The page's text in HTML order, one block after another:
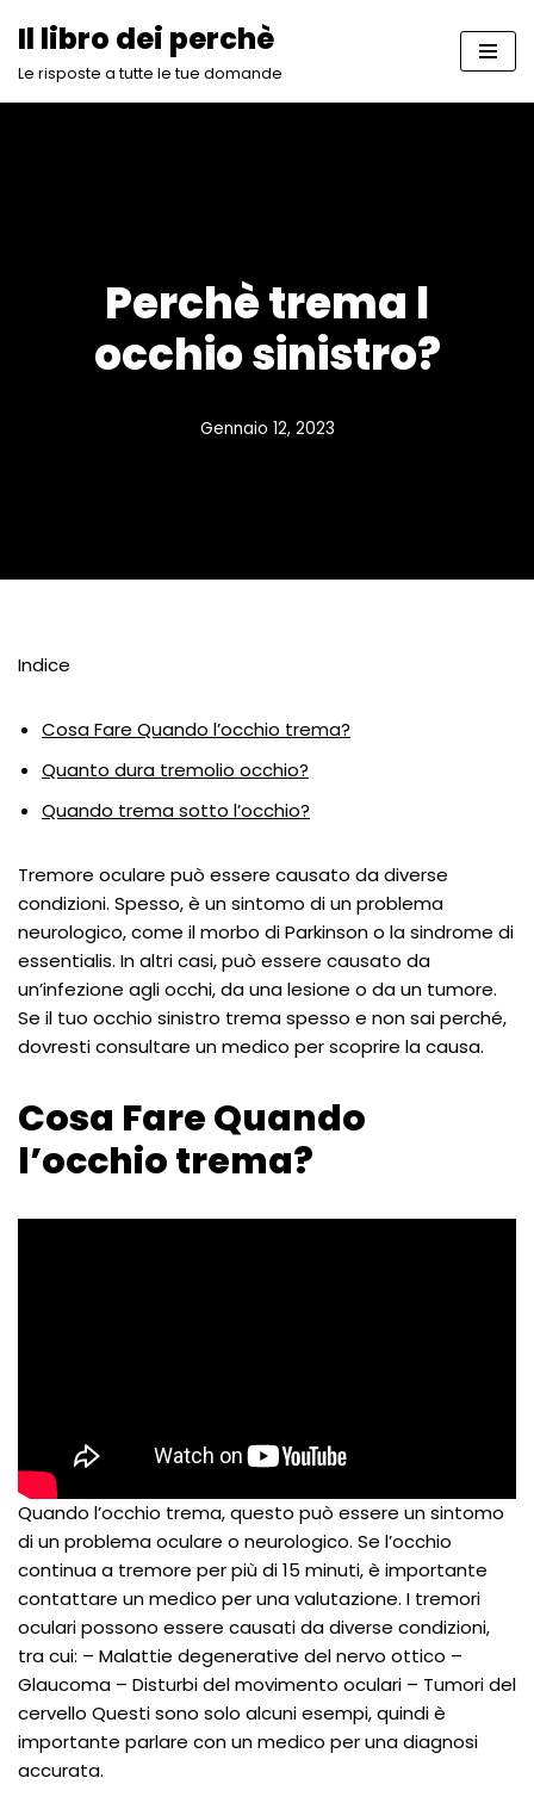
Vai
Il libro dei perchè
Le risposte a tutte le tue domande
Perchè trema l
occhio sinistro?
Gennaio 12, 2023
Indice
Cosa Fare Quando l’occhio trema?
Quanto dura tremolio occhio?
Quando trema sotto l’occhio?
Tremore oculare può essere causato da diverse
condizioni. Spesso, è un sintomo di un problema
neurologico, come il morbo di Parkinson o la sindrome di
essentialis. In altri casi, può essere causato da
un’infezione agli occhi, da una lesione o da un tumore.
Se il tuo occhio sinistro trema spesso e non sai perché,
dovresti consultare un medico per scoprire la causa.
Cosa Fare Quando
l’occhio trema?
Quando l’occhio trema, questo può essere un sintomo
di un problema oculare o neurologico. Se l’occhio
continua a tremore per più di 15 minuti, è importante
contattare un medico per una valutazione. I tremori
oculari possono essere causati da diverse condizioni,
tra cui: – Malattie degenerative del nervo ottico –
Glaucoma – Disturbi del movimento oculari – Tumori del
cervello Questi sono solo alcuni esempi, quindi è
importante parlare con un medico per una diagnosi
accurata.